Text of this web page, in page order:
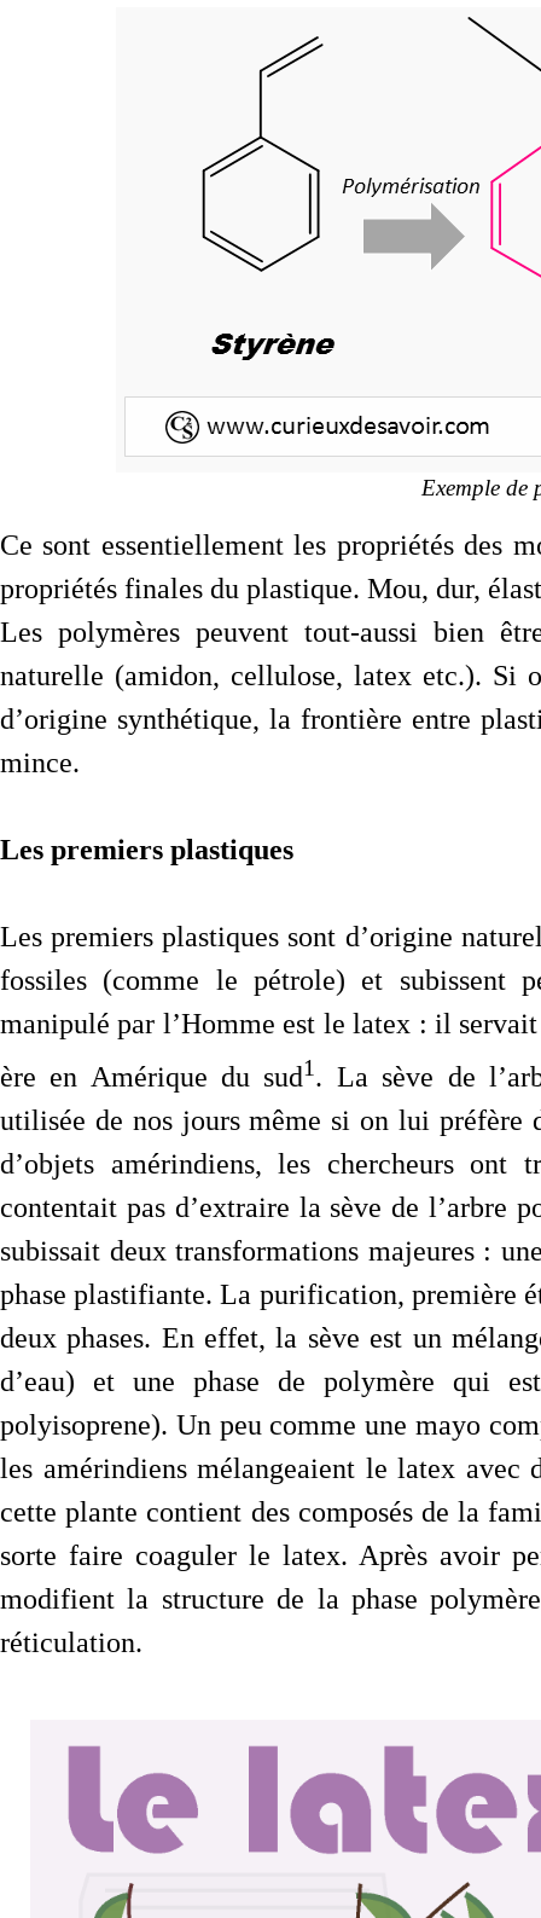
Exemple de
Ce sont essentiellement les propriétés des
propriétés finales du plastique. Mou, dur,
Les polymères peuvent tout-aussi bien
naturelle (amidon, cellulose, latex etc.). Si
d’origine synthétique, la frontière entre
mince.
Les premiers plastiques
Les premiers plastiques sont d’origine
fossiles (comme le pétrole) et subissent
manipulé par l’Homme est le latex : il
ère en Amérique du sud1. La sève de
utilisée de nos jours même si on lui préfère
d’objets amérindiens, les chercheurs
contentait pas d’extraire la sève de l’arbre
subissait deux transformations majeures :
phase plastifiante. La purification, première
deux phases. En effet, la sève est un
d’eau) et une phase de polymère qui
polyisoprene). Un peu comme une mayo
les amérindiens mélangeaient le latex avec
cette plante contient des composés de la
sorte faire coaguler le latex. Après avoir
modifient la structure de la phase
réticulation.